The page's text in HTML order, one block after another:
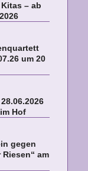
– ab
um 20
Hof
gegen
am